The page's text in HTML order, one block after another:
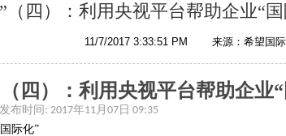
（四）：利用央视平台帮助企业“
11/7/2017 3:33:51 PM 来源：希望国际
四）：利用央视平台帮助企业
发布时间 : 2017年11月 07 日 09:35
际化”